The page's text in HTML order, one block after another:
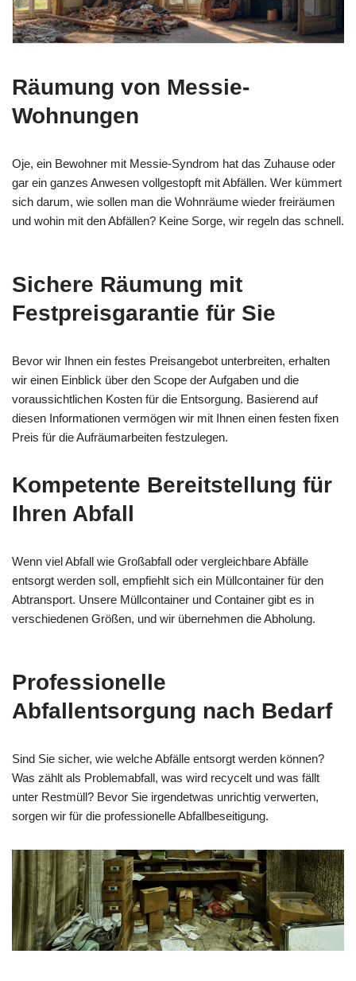
Räumung von Messie-
Wohnungen
Oje, ein Bewohner mit Messie-Syndrom hat das Zuhause oder
gar ein ganzes Anwesen vollgestopft mit Abfällen. Wer kümmert
sich darum, wie sollen man die Wohnräume wieder freiräumen
und wohin mit den Abfällen? Keine Sorge, wir regeln das schnell.
Sichere Räumung mit
Festpreisgarantie für Sie
Bevor wir Ihnen ein festes Preisangebot unterbreiten, erhalten
wir einen Einblick über den Scope der Aufgaben und die
voraussichtlichen Kosten für die Entsorgung. Basierend auf
diesen Informationen vermögen wir mit Ihnen einen festen fixen
Preis für die Aufräumarbeiten festzulegen.
Kompetente Bereitstellung für
Ihren Abfall
Wenn viel Abfall wie Großabfall oder vergleichbare Abfälle
entsorgt werden soll, empfiehlt sich ein Müllcontainer für den
Abtransport. Unsere Müllcontainer und Container gibt es in
verschiedenen Größen, und wir übernehmen die Abholung.
Professionelle
Abfallentsorgung nach Bedarf
Sind Sie sicher, wie welche Abfälle entsorgt werden können?
Was zählt als Problemabfall, was wird recycelt und was fällt
unter Restmüll? Bevor Sie irgendetwas unrichtig verwerten,
sorgen wir für die professionelle Abfallbeseitigung.